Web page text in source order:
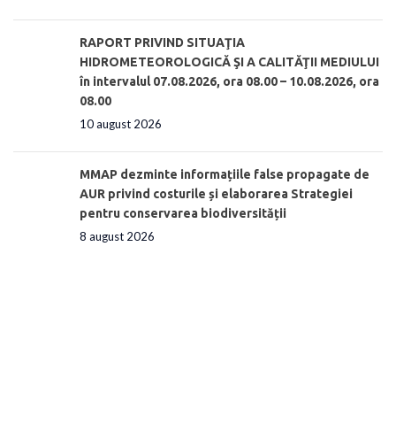
RAPORT PRIVIND SITUAŢIA
HIDROMETEOROLOGICĂ ŞI A CALITĂŢII MEDIULUI
în intervalul 07.08.2026, ora 08.00 – 10.08.2026, ora
08.00
10 august 2026
MMAP dezminte informațiile false propagate de
AUR privind costurile și elaborarea Strategiei
pentru conservarea biodiversității
8 august 2026